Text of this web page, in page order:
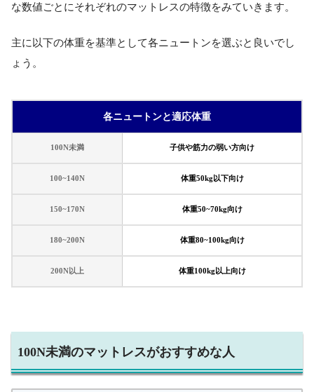
な数値ごとにそれぞれのマットレスの特徴をみていきます。
主に以下の体重を基準として各ニュートンを選ぶと良いでし
ょう。
各ニュートンと適応体重
100N未満 子供や筋力の弱い方向け
100~140N 体重50kg以下向け
150~170N 体重50~70kg向け
180~200N 体重80~100kg向け
200N以上 体重100kg以上向け
100N未満のマットレスがおすすめな人